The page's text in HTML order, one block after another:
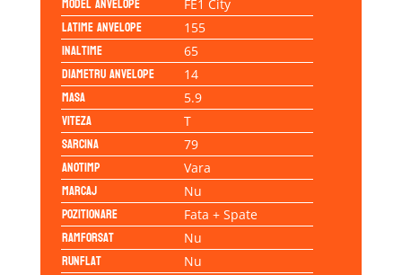
FE1 City
Latime anvelope 155
Inaltime 65
Diametru anvelope 14
Masa 5.9
Viteza T
Sarcina 79
Anotimp Vara
Marcaj Nu
Pozitionare Fata + Spate
Ramforsat Nu
Runflat Nu